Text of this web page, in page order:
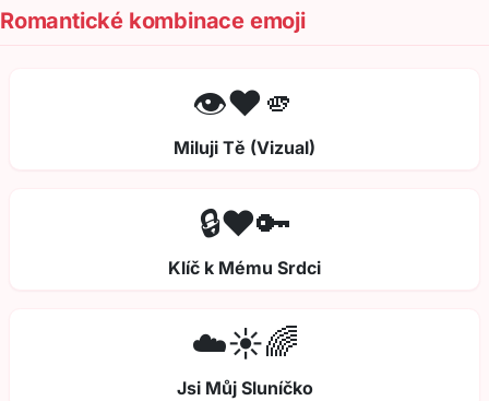
Romantické kombinace emoji
👁️❤️🫵
Miluji Tě (Vizual)
🔒❤️🔑
Klíč k Mému Srdci
☁️☀️🌈
Jsi Můj Sluníčko